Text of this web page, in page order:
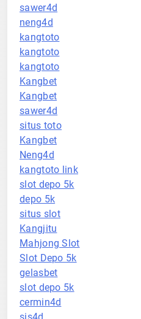
sawer4d
neng4d
kangtoto
kangtoto
kangtoto
Kangbet
Kangbet
sawer4d
situs toto
Kangbet
Neng4d
kangtoto link
slot depo 5k
depo 5k
situs slot
Kangjitu
Mahjong Slot
Slot Depo 5k
gelasbet
slot depo 5k
cermin4d